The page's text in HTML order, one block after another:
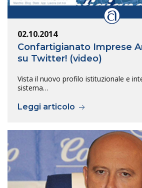
02.10.2014
Confartigianato Imprese
su Twitter! (video)
Vista il nuovo profilo istituzionale e
sistema…
Leggi articolo